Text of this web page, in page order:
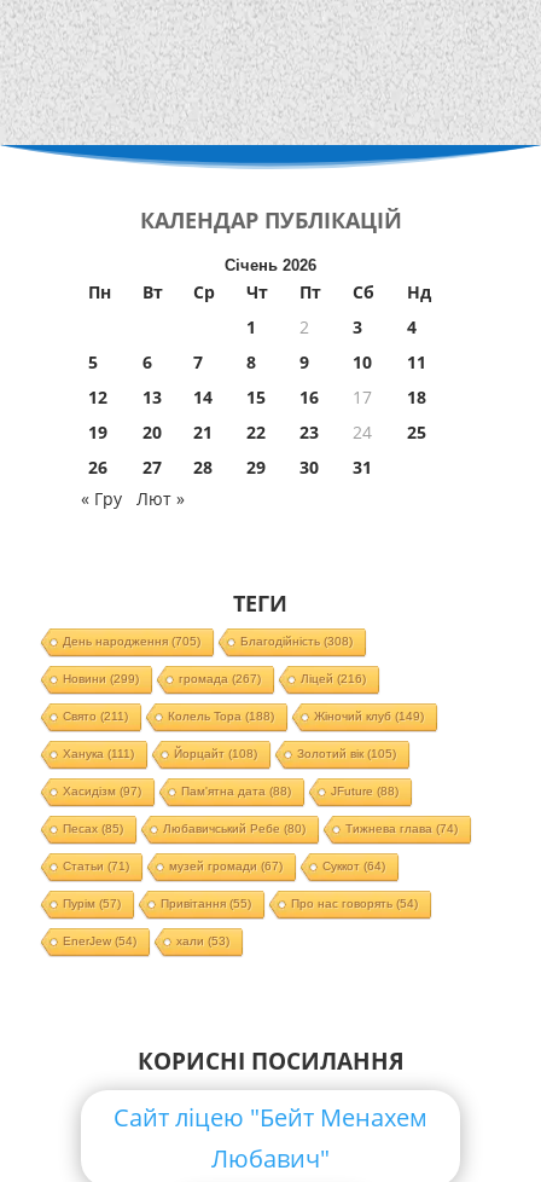
КАЛЕНДАР ПУБЛІКАЦІЙ
Січень 2026
Пн Вт Ср Чт Пт Сб
Нд
1
2 3
4
5
6 7 8 9 10
11
12
13 14 15 16 17
18
19
20 21 22 23 24
25
26
27 28 29 30
31
« Гру
Лют »
ТЕГИ
День народження(705) Благодійність (308)
Новини (299) громада (267) Ліцей (216)
Свято (211) Колель Тора (188) Жіночий клуб (149)
Ханука (111) Йорцайт (108) Золотий вік(105)
Хасидізм (97) Пам'ятна дата (88) JFuture (88)
Песах(85) Любавичський Ребе (80) Тижнева глава (74)
Статьи (71) музей громади (67) Суккот (64)
Пурім (57) Привітання(55) Про нас говорять (54)
EnerJew(54) хали (53)
КОРИСНІ ПОСИЛАННЯ
Сайт ліцею "Бейт Менахем
Любавич"